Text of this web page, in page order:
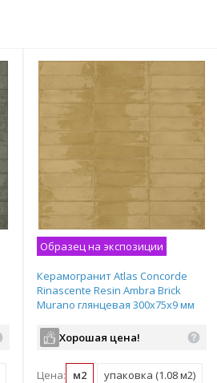
Образец на экспозиции
Керамогранит Atlas Concorde
Rinascente Resin Ambra Brick
Murano глянцевая 300х75х9 мм
Хорошая цена!
Цена: м2 упаковка (1.08 м2)